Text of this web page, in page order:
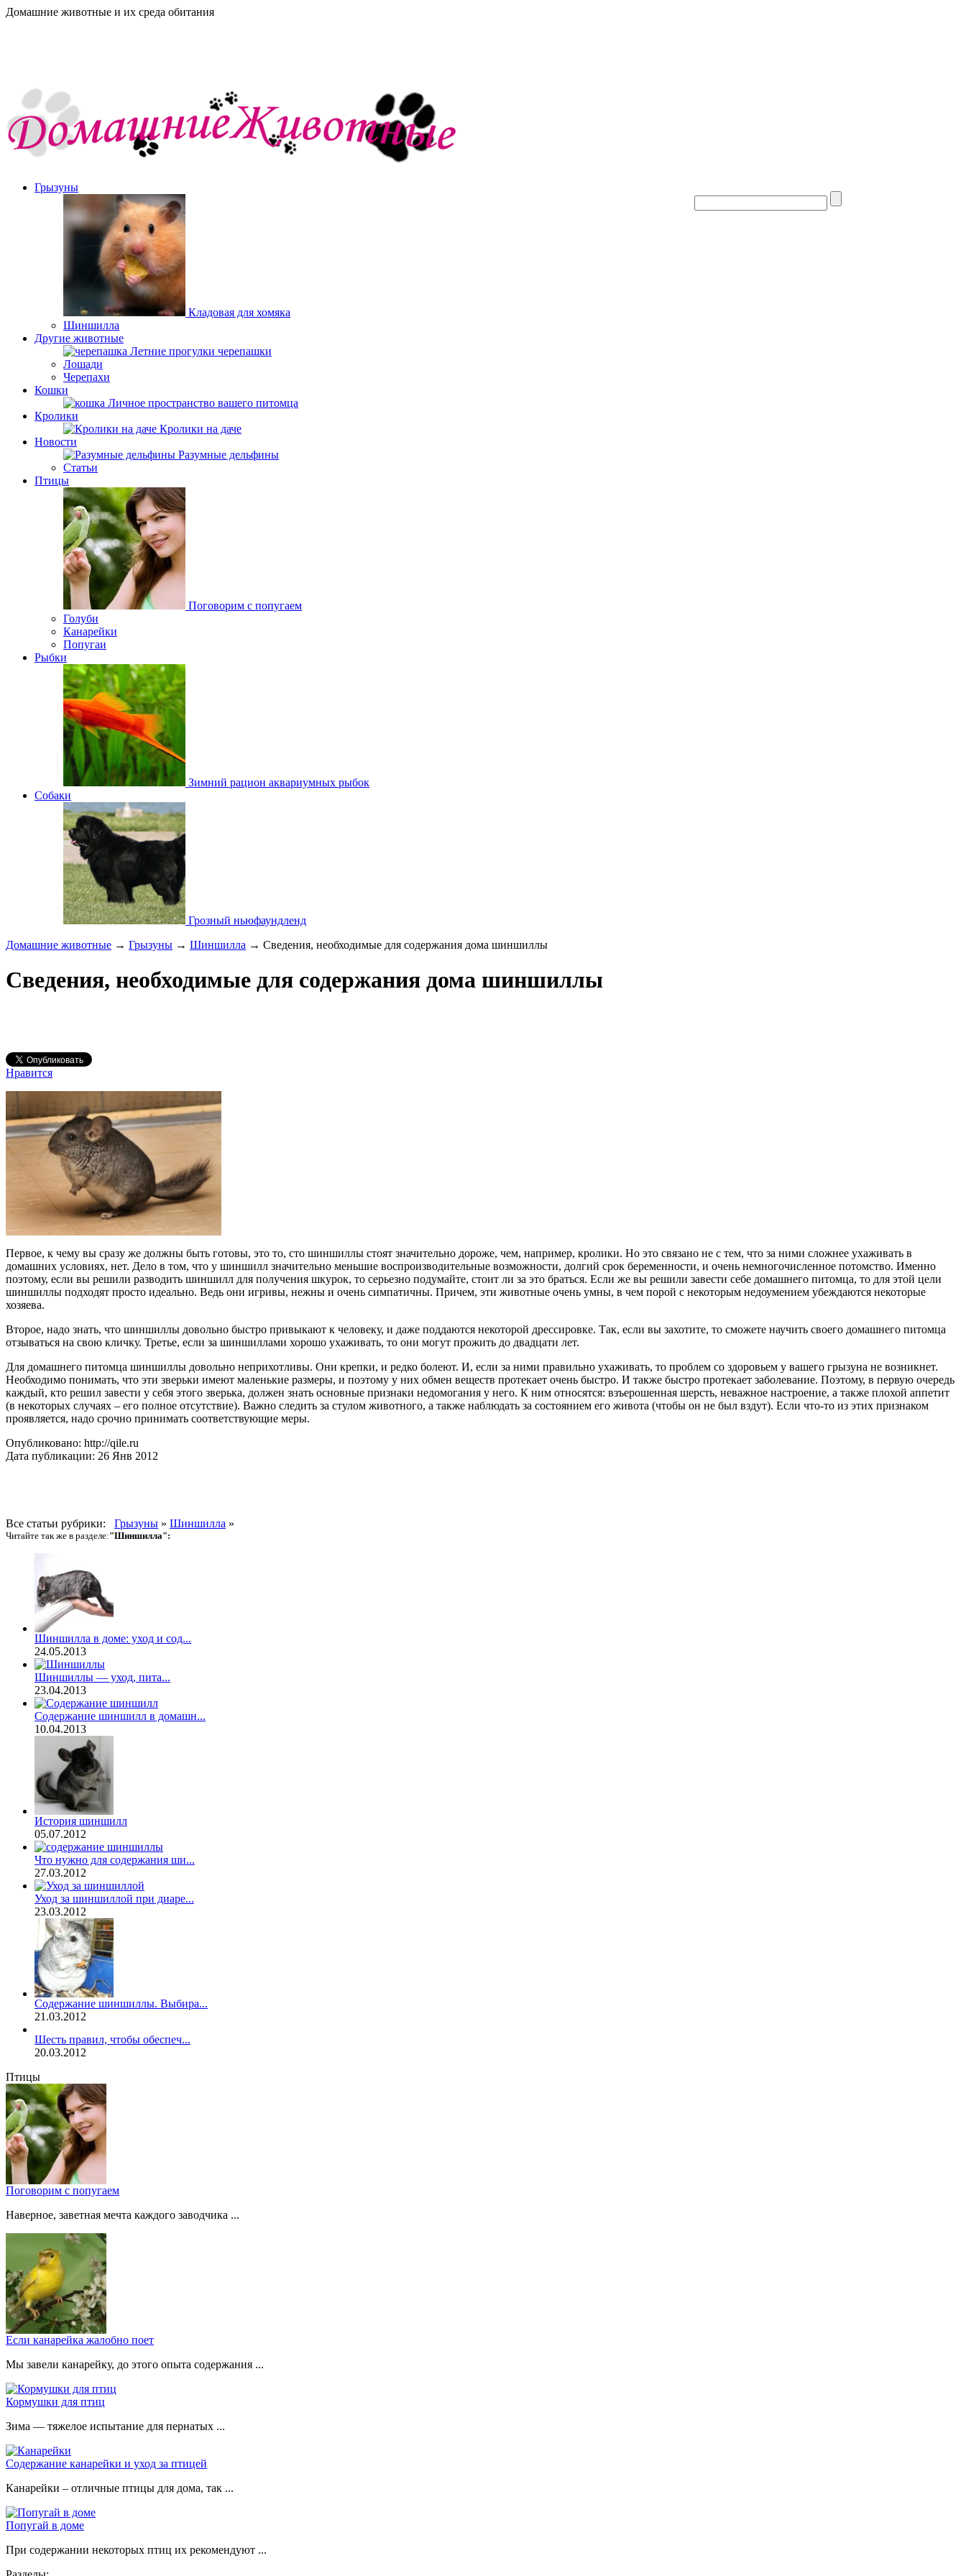
Домашние животные и их среда обитания
Грызуны
Кладовая для хомяка
Шиншилла
Другие животные
Летние прогулки черепашки
Лошади
Черепахи
Кошки
Личное пространство вашего питомца
Кролики
Кролики на даче
Новости
Разумные дельфины
Статьи
Птицы
Поговорим с попугаем
Голуби
Канарейки
Попугаи
Рыбки
Зимний рацион аквариумных рыбок
Собаки
Грозный ньюфаундленд
Домашние животные → Грызуны → Шиншилла → Сведения, необходимые для содержания дома шиншиллы
Сведения, необходимые для содержания дома шиншиллы
Нравится
Первое, к чему вы сразу же должны быть готовы, это то, сто шиншиллы стоят значительно дороже, чем, например, кролики. Но это связано не с тем, что за ними сложнее ухаживать в
домашних условиях, нет. Дело в том, что у шиншилл значительно меньшие воспроизводительные возможности, долгий срок беременности, и очень немногочисленное потомство. Именно
поэтому, если вы решили разводить шиншилл для получения шкурок, то серьезно подумайте, стоит ли за это браться. Если же вы решили завести себе домашнего питомца, то для этой цели
шиншиллы подходят просто идеально. Ведь они игривы, нежны и очень симпатичны. Причем, эти животные очень умны, в чем порой с некоторым недоумением убеждаются некоторые
хозяева.
Второе, надо знать, что шиншиллы довольно быстро привыкают к человеку, и даже поддаются некоторой дрессировке. Так, если вы захотите, то сможете научить своего домашнего питомца
отзываться на свою кличку. Третье, если за шиншиллами хорошо ухаживать, то они могут прожить до двадцати лет.
Для домашнего питомца шиншиллы довольно неприхотливы. Они крепки, и редко болеют. И, если за ними правильно ухаживать, то проблем со здоровьем у вашего грызуна не возникнет.
Необходимо понимать, что эти зверьки имеют маленькие размеры, и поэтому у них обмен веществ протекает очень быстро. И также быстро протекает заболевание. Поэтому, в первую очередь
каждый, кто решил завести у себя этого зверька, должен знать основные признаки недомогания у него. К ним относятся: взъерошенная шерсть, неважное настроение, а также плохой аппетит
(в некоторых случаях – его полное отсутствие). Важно следить за стулом животного, а также наблюдать за состоянием его живота (чтобы он не был вздут). Если что-то из этих признаком
проявляется, надо срочно принимать соответствующие меры.
Опубликовано: http://qile.ru
Дата публикации: 26 Янв 2012
Все статьи рубрики: Грызуны » Шиншилла »
Читайте так же в разделе:"Шиншилла":
Шиншилла в доме: уход и сод...
24.05.2013
Шиншиллы — уход, пита...
23.04.2013
Содержание шиншилл в домашн...
10.04.2013
История шиншилл
05.07.2012
Что нужно для содержания ши...
27.03.2012
Уход за шиншиллой при диаре...
23.03.2012
Содержание шиншиллы. Выбира...
21.03.2012
Шесть правил, чтобы обеспеч...
20.03.2012
Птицы
Поговорим с попугаем
Наверное, заветная мечта каждого заводчика ...
Если канарейка жалобно поет
Мы завели канарейку, до этого опыта содержания ...
Кормушки для птиц
Зима — тяжелое испытание для пернатых ...
Содержание канарейки и уход за птицей
Канарейки – отличные птицы для дома, так ...
Попугай в доме
При содержании некоторых птиц их рекомендуют ...